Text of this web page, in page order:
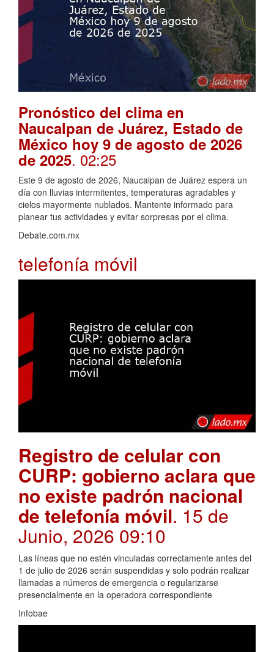
Pronóstico del clima en
Naucalpan de Juárez, Estado de
México hoy 9 de agosto de 2026
de 2025. 02:25
Este 9 de agosto de 2026, Naucalpan de Juárez espera un
día con lluvias intermitentes, temperaturas agradables y
cielos mayormente nublados. Mantente informado para
planear tus actividades y evitar sorpresas por el clima.
Debate.com.mx
telefonía móvil
Registro de celular con
CURP: gobierno aclara que
no existe padrón nacional
de telefonía móvil. 15 de
Junio, 2026 09:10
Las líneas que no estén vinculadas correctamente antes del
1 de julio de 2026 serán suspendidas y solo podrán realizar
llamadas a números de emergencia o regularizarse
presencialmente en la operadora correspondiente
Infobae